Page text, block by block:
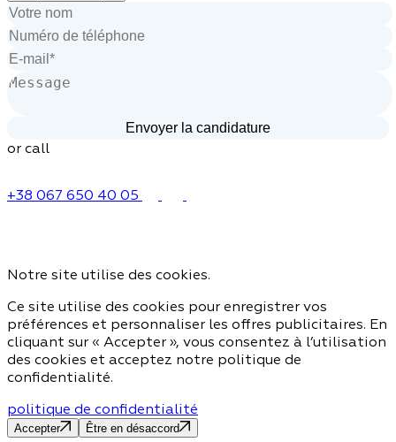
or call
+38 067 650 40 05
Notre site utilise des cookies.
Ce site utilise des cookies pour enregistrer vos
préférences et personnaliser les offres publicitaires. En
cliquant sur « Accepter », vous consentez à l’utilisation
des cookies et acceptez notre politique de
confidentialité.
politique de confidentialité
Accepter Être en désaccord